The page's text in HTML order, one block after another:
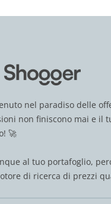
nel paradiso delle
non finiscono mai e il
🚀
al tuo portafoglio,
di ricerca di prezzi